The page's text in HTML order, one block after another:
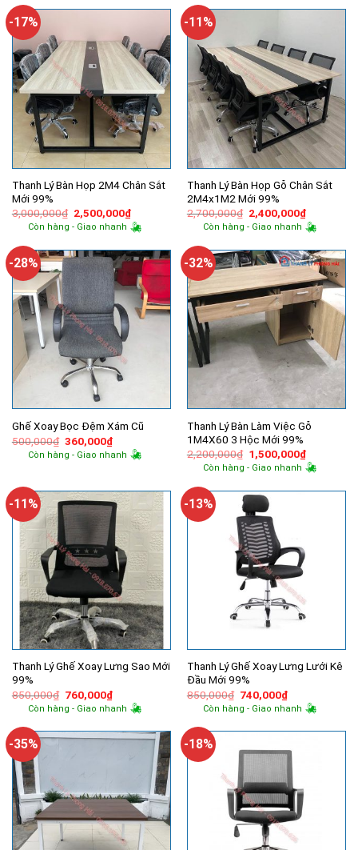
949,000₫.
-17%
Thanh Lý Bàn Họp 2M4 Chân Sắt
Mới 99%
3,000,000₫ Giá
gốc
là:
2,500,000₫Giá
hiện
tại
2,500,000₫.
Còn hàng - Giao nhanh
-11%
Thanh Lý Bàn Họp Gỗ Chân Sắt
2M4x1M2 Mới 99%
2,700,000₫ Giá
gốc
là:
2,400,000₫Giá
hiện
tại
Còn hàng - Giao nhanh
-28%
Ghế Xoay Bọc Đệm Xám Cũ
500,000₫ Giá
gốc
là:
360,000₫Giá
hiện
tại
Còn hàng - Giao nhanh
-32%
Thanh Lý Bàn Làm Việc Gỗ
1M4X60 3 Hộc Mới 99%
2,200,000₫ Giá
gốc
là:
1,500,000₫Giá
hiện
tại
Còn hàng - Giao nhanh
-11%
Thanh Lý Ghế Xoay Lưng Sao Mới
99%
850,000₫ Giá
gốc
là:
760,000₫Giá
hiện
tại
760,000₫.
Còn hàng - Giao nhanh
-13%
Thanh Lý Ghế Xoay Lưng Lưới Kê
Đầu Mới 99%
850,000₫ Giá
gốc
là:
740,000₫Giá
hiện
tại
740,000₫.
Còn hàng - Giao nhanh
-35% -18%